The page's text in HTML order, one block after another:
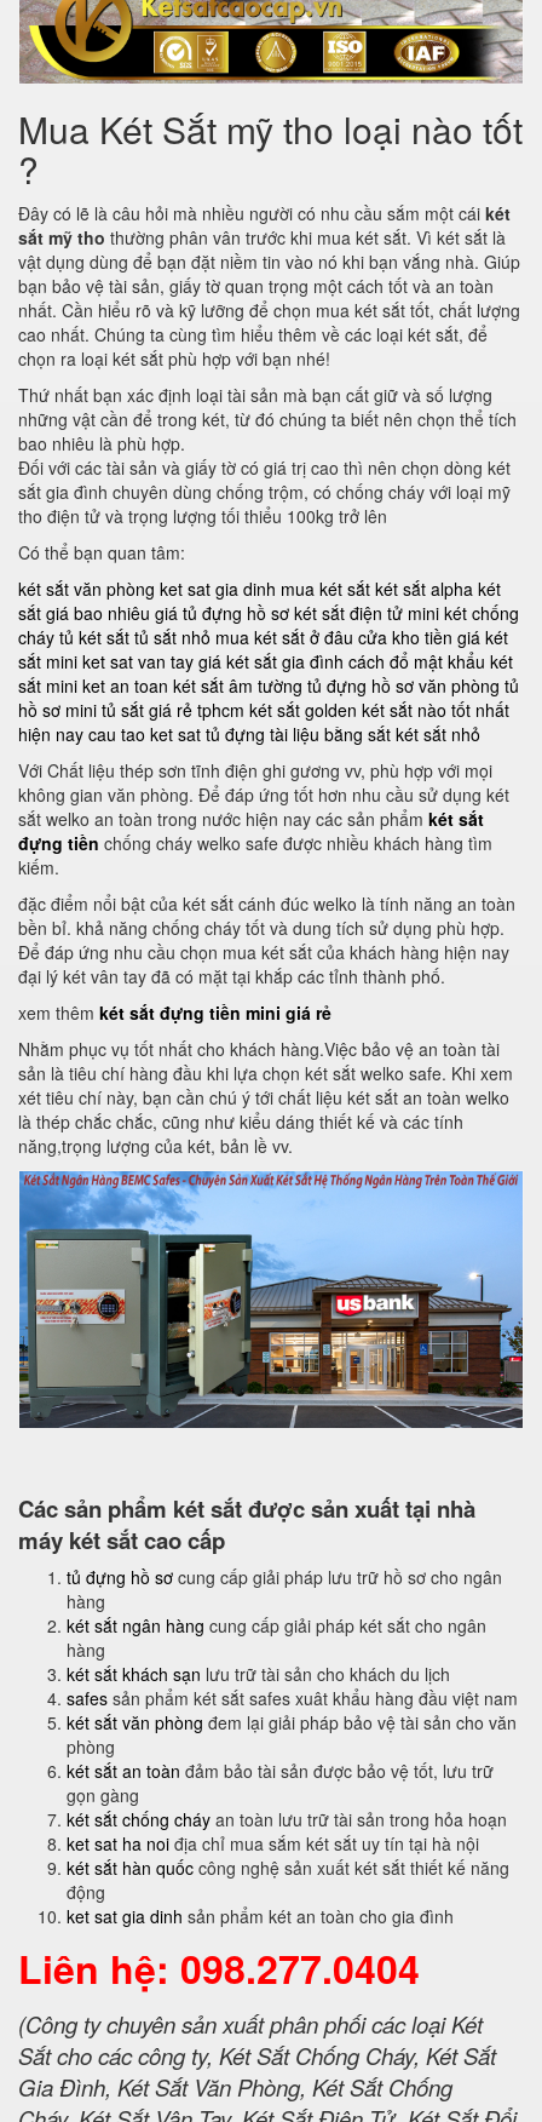
Mua Két Sắt mỹ tho loại nào tốt
?
Đây có lẽ là câu hỏi mà nhiều người có nhu cầu sắm một cái két
sắt mỹ tho thường phân vân trước khi mua két sắt. Vì két sắt là
vật dụng dùng để bạn đặt niềm tin vào nó khi bạn vắng nhà. Giúp
bạn bảo vệ tài sản, giấy tờ quan trọng một cách tốt và an toàn
nhất. Cần hiểu rõ và kỹ lưỡng để chọn mua két sắt tốt, chất lượng
cao nhất. Chúng ta cùng tìm hiểu thêm về các loại két sắt, để
chọn ra loại két sắt phù hợp với bạn nhé!
Thứ nhất bạn xác định loại tài sản mà bạn cất giữ và số lượng
những vật cần để trong két, từ đó chúng ta biết nên chọn thể tích
bao nhiêu là phù hợp.
Đối với các tài sản và giấy tờ có giá trị cao thì nên chọn dòng két
sắt gia đình chuyên dùng chống trộm, có chống cháy với loại mỹ
tho điện tử và trọng lượng tối thiểu 100kg trở lên
Có thể bạn quan tâm:
két sắt văn phòng ket sat gia dinh mua két sắt két sắt alpha két
sắt giá bao nhiêu giá tủ đựng hồ sơ két sắt điện tử mini két chống
cháy tủ két sắt tủ sắt nhỏ mua két sắt ở đâu cửa kho tiền giá két
sắt mini ket sat van tay giá két sắt gia đình cách đổ mật khẩu két
sắt mini ket an toan két sắt âm tường tủ đựng hồ sơ văn phòng tủ
hồ sơ mini tủ sắt giá rẻ tphcm két sắt golden két sắt nào tốt nhất
hiện nay cau tao ket sat tủ đựng tài liệu bằng sắt két sắt nhỏ
Với Chất liệu thép sơn tĩnh điện ghi gương vv, phù hợp với mọi
không gian văn phòng. Để đáp ứng tốt hơn nhu cầu sử dụng két
sắt welko an toàn trong nước hiện nay các sản phẩm két sắt
đựng tiền chống cháy welko safe được nhiều khách hàng tìm
kiếm.
đặc điểm nổi bật của két sắt cánh đúc welko là tính năng an toàn
bền bỉ. khả năng chống cháy tốt và dung tích sử dụng phù hợp.
Để đáp ứng nhu cầu chọn mua két sắt của khách hàng hiện nay
đại lý két vân tay đã có mặt tại khắp các tỉnh thành phố.
xem thêm két sắt đựng tiền mini giá rẻ
Nhằm phục vụ tốt nhất cho khách hàng.Việc bảo vệ an toàn tài
sản là tiêu chí hàng đầu khi lựa chọn két sắt welko safe. Khi xem
xét tiêu chí này, bạn cần chú ý tới chất liệu két sắt an toàn welko
là thép chắc chắc, cũng như kiểu dáng thiết kế và các tính
năng,trọng lượng của két, bản lề vv.
Các sản phẩm két sắt được sản xuất tại nhà
máy két sắt cao cấp
tủ đựng hồ sơ cung cấp giải pháp lưu trữ hồ sơ cho ngân
hàng
két sắt ngân hàng cung cấp giải pháp két sắt cho ngân
hàng
két sắt khách sạn lưu trữ tài sản cho khách du lịch
safes sản phẩm két sắt safes xuât khẩu hàng đầu việt nam
két sắt văn phòng đem lại giải pháp bảo vệ tài sản cho văn
phòng
két sắt an toàn đảm bảo tài sản được bảo vệ tốt, lưu trữ
gọn gàng
két sắt chống cháy an toàn lưu trữ tài sản trong hỏa hoạn
ket sat ha noi địa chỉ mua sắm két sắt uy tín tại hà nội
két sắt hàn quốc công nghệ sản xuất két sắt thiết kế năng
động
ket sat gia dinh sản phẩm két an toàn cho gia đình
Liên hệ: 098.277.0404
(Công ty chuyên sản xuất phân phối các loại Két
Sắt cho các công ty, Két Sắt Chống Cháy, Két Sắt
Gia Đình, Két Sắt Văn Phòng, Két Sắt Chống